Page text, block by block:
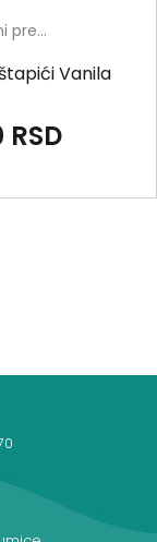
dekorativni predmeti
Vanila
RSD